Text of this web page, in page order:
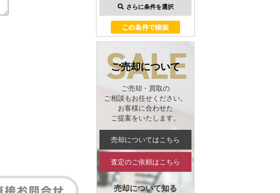
さらに条件を選択
ご売却について
ご売却・買取の
ご相談もお任せください。
お客様に合わせた
ご提案をいたします。
売却についてはこちら
査定のご依頼はこちら
売却について知る